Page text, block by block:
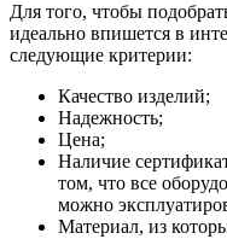
Для того, чтобы
идеально впишется в
следующие критерии:
Качество изделий;
Надежность;
Цена;
Наличие
том, что все
можно
Материал, из